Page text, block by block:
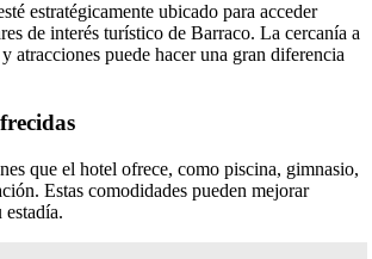
estratégicamente ubicado para acceder
de interés turístico de Barraco. La cercanía a
atracciones puede hacer una gran diferencia
que el hotel ofrece, como piscina, gimnasio,
Estas comodidades pueden mejorar